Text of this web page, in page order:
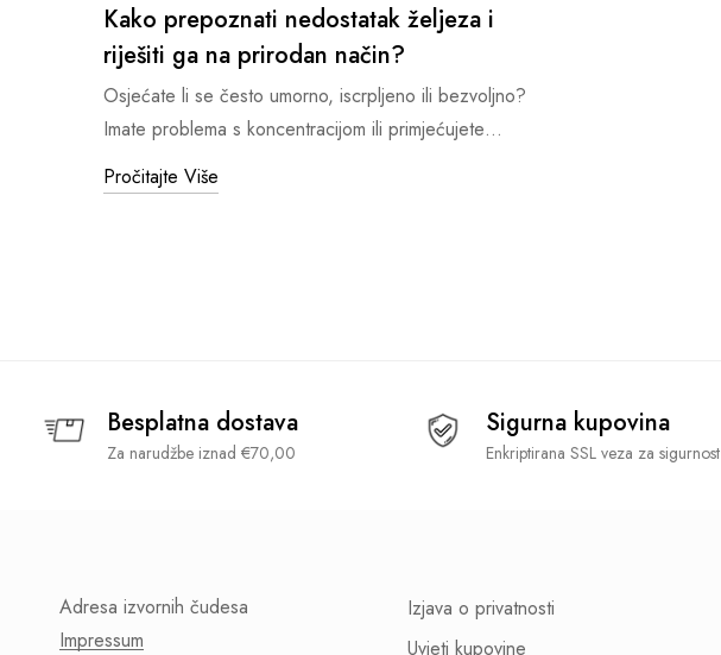
Kako prepoznati nedostatak željeza i
riješiti ga na prirodan način?
Osjećate li se često umorno, iscrpljeno ili bezvoljno?
Imate problema s koncentracijom ili primjećujete…
Pročitajte Više
Besplatna dostava
Za narudžbe iznad €70,00
Sigurna kupovina
Enkriptirana SSL veza za sigurnost
Adresa izvornih čudesa
Impressum
Izjava o privatnosti
Uvjeti kupovine